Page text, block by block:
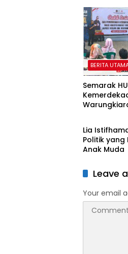
BERITA
Semarak
Masyarakat
BERITA
Lia
Politik
Anak Muda
Leave
Your email